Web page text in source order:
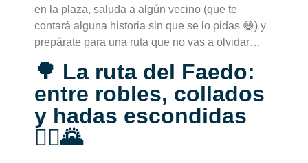
en la plaza, saluda a algún vecino (que te
contará alguna historia sin que se lo pidas 😄) y
prepárate para una ruta que no vas a olvidar…
🌳 La ruta del Faedo:
entre robles, collados
y hadas escondidas
🧝‍♀️🌄